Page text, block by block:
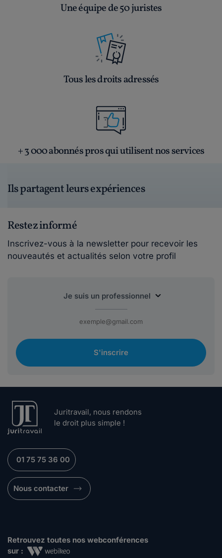
Une équipe de 50 juristes
Tous les droits adressés
+ 3 000 abonnés pros qui utilisent nos services
Ils partagent leurs expériences
Restez informé
Inscrivez-vous à la newsletter pour recevoir les
nouveautés et actualités selon votre profil
S'inscrire
Juritravail, nous rendons
le droit plus simple !
01 75 75 36 00
Nous contacter
Retrouvez toutes nos webconférences
sur :